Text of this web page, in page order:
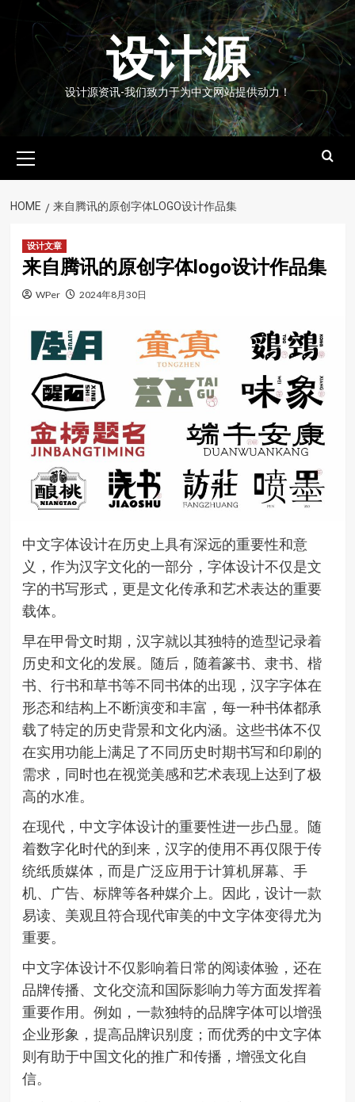
content
设计源
设计源资讯-我们致力于为中文网站提供动力！
Menu
HOME 来自腾讯的原创字体LOGO设计作品集
设计文章
来自腾讯的原创字体logo设计作品集
WPer 2024年8月30日
中文字体设计在历史上具有深远的重要性和意
义，作为汉字文化的一部分，字体设计不仅是文
字的书写形式，更是文化传承和艺术表达的重要
载体。
早在甲骨文时期，汉字就以其独特的造型记录着
历史和文化的发展。随后，随着篆书、隶书、楷
书、行书和草书等不同书体的出现，汉字字体在
形态和结构上不断演变和丰富，每一种书体都承
载了特定的历史背景和文化内涵。这些书体不仅
在实用功能上满足了不同历史时期书写和印刷的
需求，同时也在视觉美感和艺术表现上达到了极
高的水准。
在现代，中文字体设计的重要性进一步凸显。随
着数字化时代的到来，汉字的使用不再仅限于传
统纸质媒体，而是广泛应用于计算机屏幕、手
机、广告、标牌等各种媒介上。因此，设计一款
易读、美观且符合现代审美的中文字体变得尤为
重要。
中文字体设计不仅影响着日常的阅读体验，还在
品牌传播、文化交流和国际影响力等方面发挥着
重要作用。例如，一款独特的品牌字体可以增强
企业形象，提高品牌识别度；而优秀的中文字体
则有助于中国文化的推广和传播，增强文化自
信。